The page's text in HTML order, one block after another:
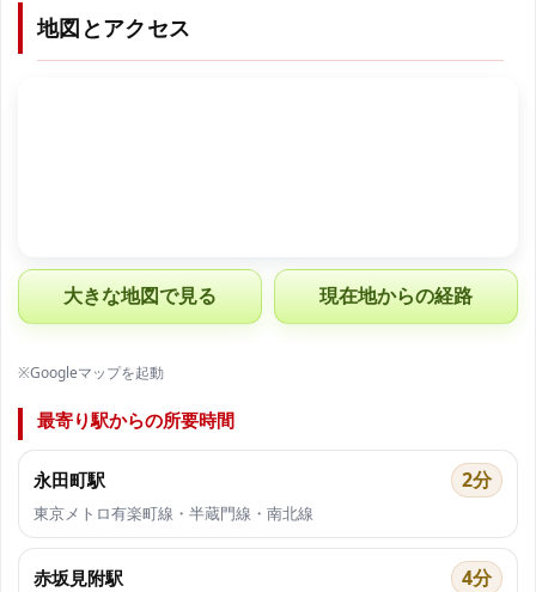
地図とアクセス
大きな地図で見る 現在地からの経路
※Googleマップを起動
最寄り駅からの所要時間
永田町駅 2分
東京メトロ有楽町線・半蔵門線・南北線
赤坂見附駅 4分